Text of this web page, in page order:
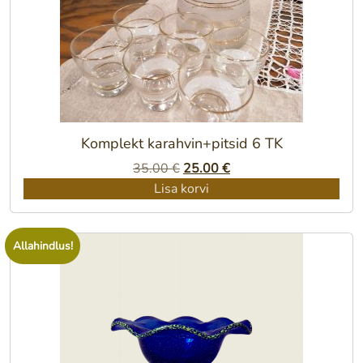
Komplekt karahvin+pitsid 6 TK
35.00€ Algne
hind
25.00€Praegune
Lisa korvi
Allahindlus!